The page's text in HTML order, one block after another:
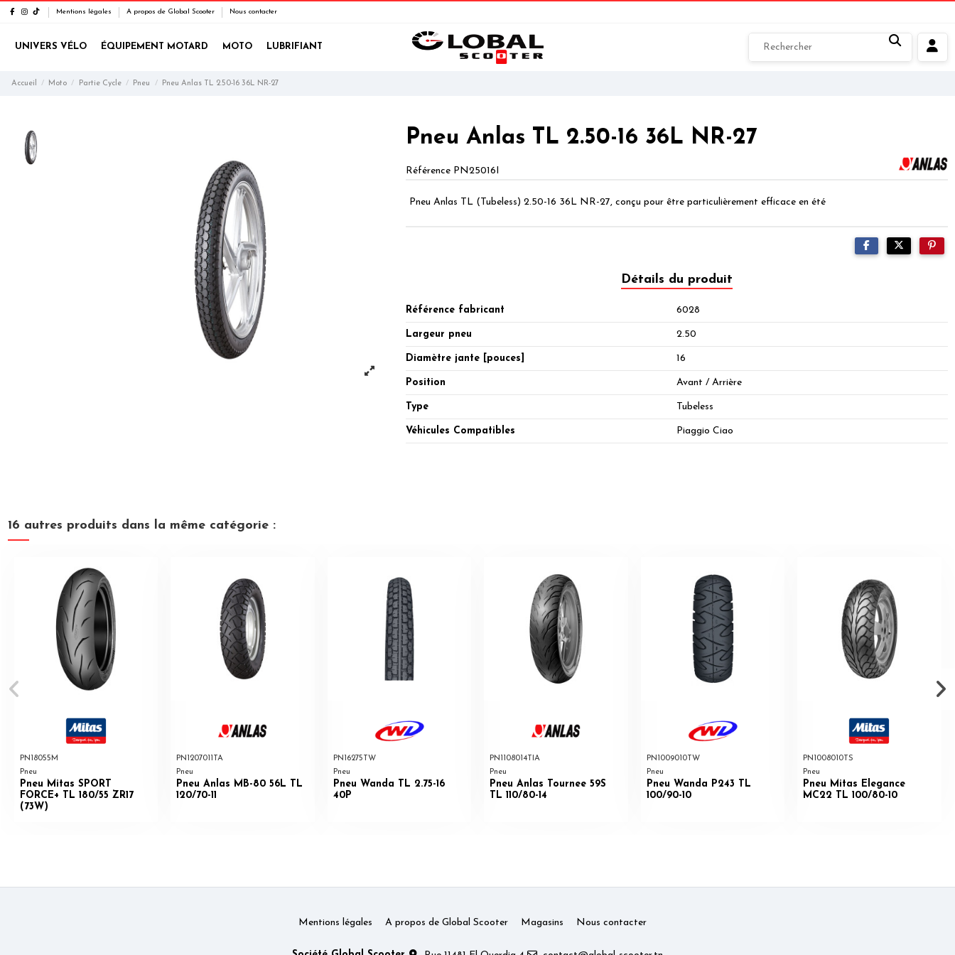
Mentions légales A propos de Global Scooter Nous contacter
UNIVERS VÉLO ÉQUIPEMENT MOTARD MOTO LUBRIFIANT
Accueil Moto Partie Cycle Pneu Pneu Anlas TL 2.50-16 36L NR-27
Pneu Anlas TL 2.50-16 36L NR-27
Référence PN25016I
Pneu Anlas TL (Tubeless) 2.50-16 36L NR-27, conçu pour être particulièrement efficace en été
Détails du produit
Référence fabricant 6028
Largeur pneu 2.50
Diamètre jante [pouces] 16
Position Avant / Arrière
Type Tubeless
Véhicules Compatibles Piaggio Ciao
16 autres produits dans la même catégorie :
PN18055M
Pneu
Pneu Mitas SPORT
FORCE+ TL 180/55 ZR17
(73W)
PN1207011TA
Pneu
Pneu Anlas MB-80 56L TL
120/70-11
PN16275TW
Pneu
Pneu Wanda TL 2.75-16
40P
PN1108014TIA
Pneu
Pneu Anlas Tournee 59S
TL 110/80-14
PN1009010TW
Pneu
Pneu Wanda P243 TL
100/90-10
PN1008010TS
Pneu
Pneu Mitas Elegance
MC22 TL 100/80-10
Mentions légales A propos de Global Scooter Magasins Nous contacter